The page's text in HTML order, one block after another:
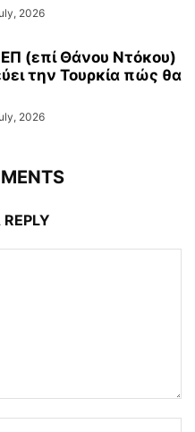
2026
(επί Θάνου Ντόκου)
την Τουρκία πώς θα
2026